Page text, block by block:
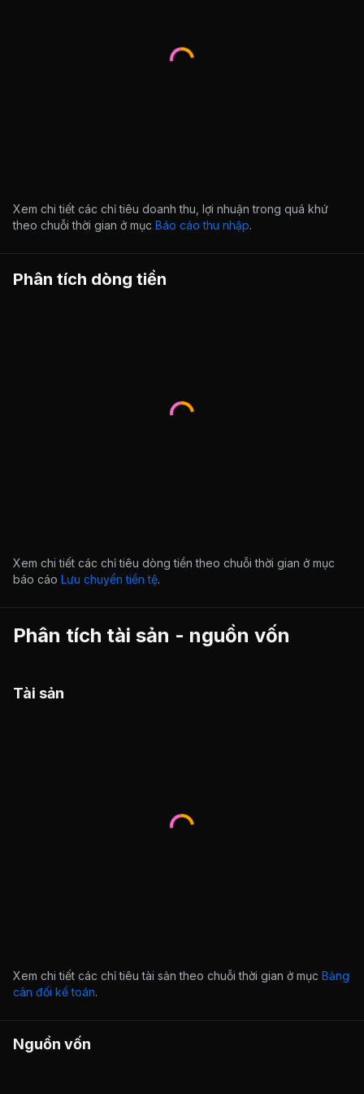
Xem chi tiết các chỉ tiêu doanh thu, lợi nhuận trong quá khứ
theo chuỗi thời gian ở mục Báo cáo thu nhập.
Phân tích dòng tiền
Xem chi tiết các chỉ tiêu dòng tiền theo chuỗi thời gian ở mục
báo cáo Lưu chuyển tiền tệ.
Phân tích tài sản - nguồn vốn
Tài sản
Xem chi tiết các chỉ tiêu tài sản theo chuỗi thời gian ở mục Bảng
cân đối kế toán.
Nguồn vốn